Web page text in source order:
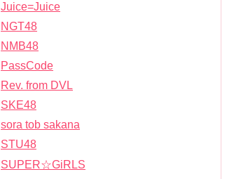
Juice=Juice
NGT48
NMB48
PassCode
Rev. from DVL
SKE48
sora tob sakana
STU48
SUPER☆GiRLS